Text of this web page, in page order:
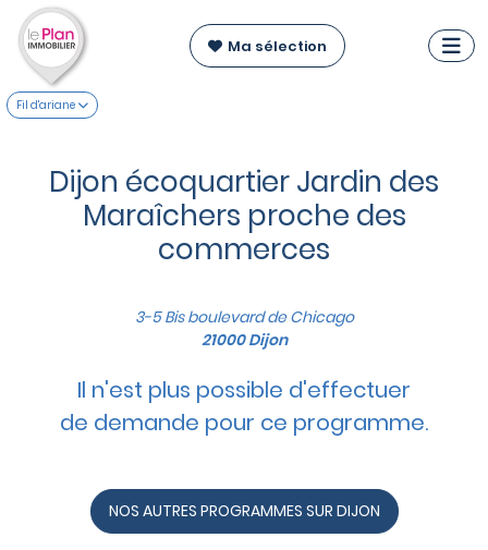
Ma sélection
Fil d'ariane
Dijon écoquartier Jardin des
Maraîchers proche des
commerces
3-5 Bis boulevard de Chicago
21000 Dijon
Il n'est plus possible d'effectuer
de demande pour ce programme.
NOS AUTRES PROGRAMMES SUR DIJON